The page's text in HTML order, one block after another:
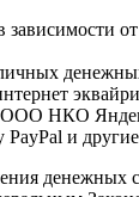
зависимости
ООО НКО
и
денежных